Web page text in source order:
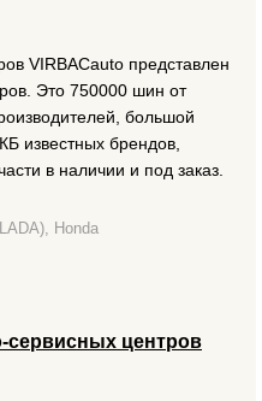
VIRBAСauto представлен
Это 750000 шин от
большой
известных брендов,
в наличии и под заказ.
Honda
сервисных центров